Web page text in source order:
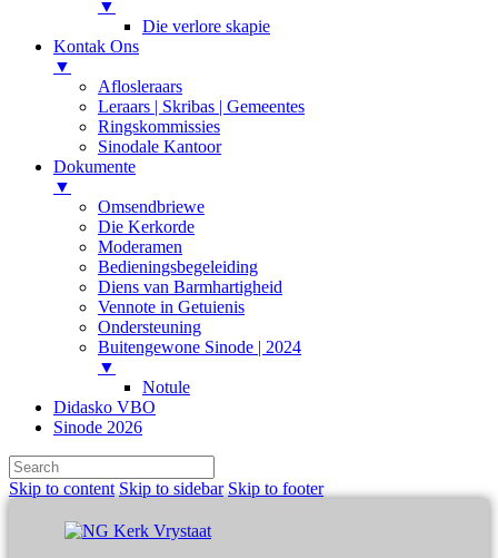
▼
Die verlore skapie
Kontak Ons
▼
Aflosleraars
Leraars | Skribas | Gemeentes
Ringskommissies
Sinodale Kantoor
Dokumente
▼
Omsendbriewe
Die Kerkorde
Moderamen
Bedieningsbegeleiding
Diens van Barmhartigheid
Vennote in Getuienis
Ondersteuning
Buitengewone Sinode | 2024
▼
Notule
Didasko VBO
Sinode 2026
Skip to content Skip to sidebar Skip to footer